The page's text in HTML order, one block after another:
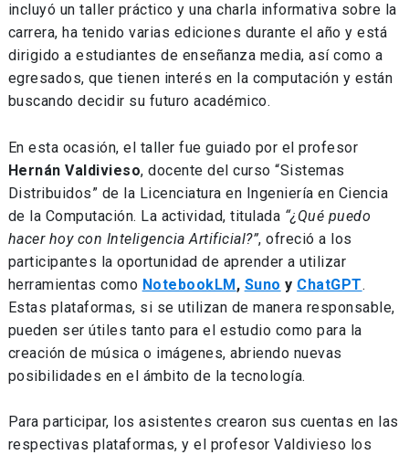
incluyó un taller práctico y una charla informativa sobre la
carrera, ha tenido varias ediciones durante el año y está
dirigido a estudiantes de enseñanza media, así como a
egresados, que tienen interés en la computación y están
buscando decidir su futuro académico.
En esta ocasión, el taller fue guiado por el profesor
Hernán Valdivieso, docente del curso “Sistemas
Distribuidos” de la Licenciatura en Ingeniería en Ciencia
de la Computación. La actividad, titulada “¿Qué puedo
hacer hoy con Inteligencia Artificial?”, ofreció a los
participantes la oportunidad de aprender a utilizar
herramientas como NotebookLM, Suno y ChatGPT.
Estas plataformas, si se utilizan de manera responsable,
pueden ser útiles tanto para el estudio como para la
creación de música o imágenes, abriendo nuevas
posibilidades en el ámbito de la tecnología.
Para participar, los asistentes crearon sus cuentas en las
respectivas plataformas, y el profesor Valdivieso los